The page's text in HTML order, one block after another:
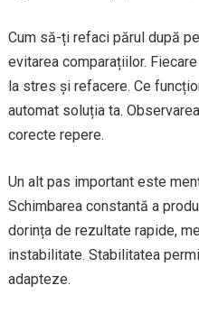
Cum să-ți refaci părul după
evitarea comparațiilor.
la stres și refacere. Ce
automat soluția ta.
corecte repere.
Un alt pas important este
Schimbarea constantă a
dorința de rezultate rapide,
instabilitate. Stabilitatea
adapteze.